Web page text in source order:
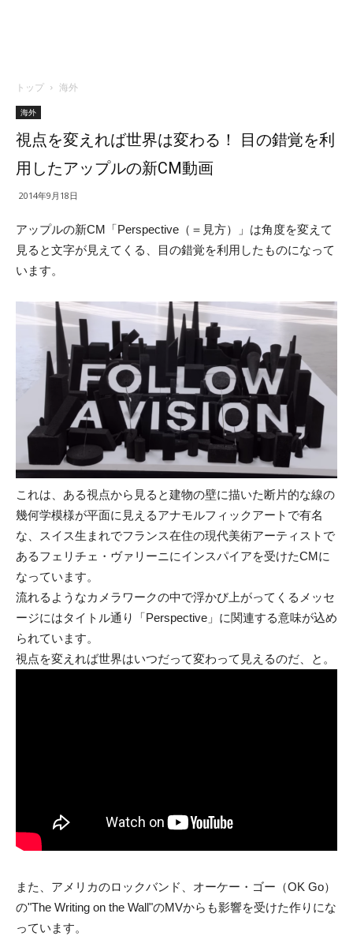
トップ 海外
海外
視点を変えれば世界は変わる！ 目の錯覚を利
用したアップルの新CM動画
2014年9月18日
アップルの新CM「Perspective（＝見方）」は角度を変えて
見ると文字が見えてくる、目の錯覚を利用したものになって
います。
これは、ある視点から見ると建物の壁に描いた断片的な線の
幾何学模様が平面に見えるアナモルフィックアートで有名
な、スイス生まれでフランス在住の現代美術アーティストで
あるフェリチェ・ヴァリーニにインスパイアを受けたCMに
なっています。
流れるようなカメラワークの中で浮かび上がってくるメッセ
ージにはタイトル通り「Perspective」に関連する意味が込め
られています。
視点を変えれば世界はいつだって変わって見えるのだ、と。
また、アメリカのロックバンド、オーケー・ゴー（OK Go）
の"The Writing on the Wall"のMVからも影響を受けた作りにな
っています。